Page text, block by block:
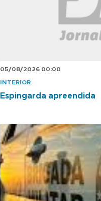
05/08/2026 00:00
INTERIOR
Espingarda apreendida